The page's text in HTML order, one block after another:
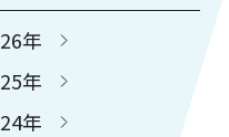
年
年
年